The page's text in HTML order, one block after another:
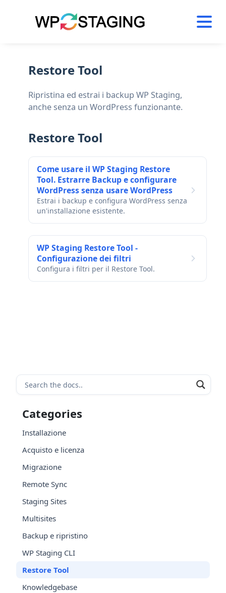
Restore Tool
Ripristina ed estrai i backup WP Staging,
anche senza un WordPress funzionante.
Restore Tool
Come usare il WP Staging Restore
Tool. Estrarre Backup e configurare
WordPress senza usare WordPress
Estrai i backup e configura WordPress senza
un'installazione esistente.
WP Staging Restore Tool -
Configurazione dei filtri
Configura i filtri per il Restore Tool.
Categories
Installazione
Acquisto e licenza
Migrazione
Remote Sync
Staging Sites
Multisites
Backup e ripristino
WP Staging CLI
Restore Tool
Knowledgebase